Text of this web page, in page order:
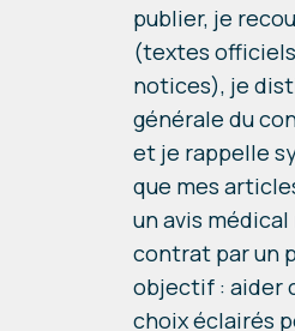
publier, je
(textes
notices), je
générale du
et je rappelle
que mes
un avis
contrat par un
objectif : aider
choix éclairés